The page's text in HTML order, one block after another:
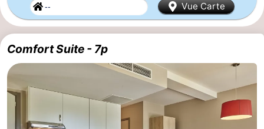
Holiday
Suites
Nieuwpoort
-
Holiday
Suites
Westende
Campings
Chambre
d'hôtes
Chaumières
Vue Carte
Comfort Suite - 7p